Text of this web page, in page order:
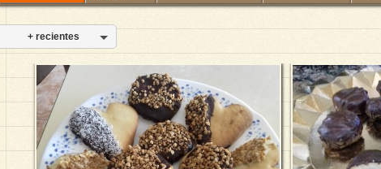
+ recientes